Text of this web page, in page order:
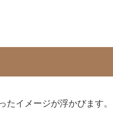
たイメージが浮かびます。